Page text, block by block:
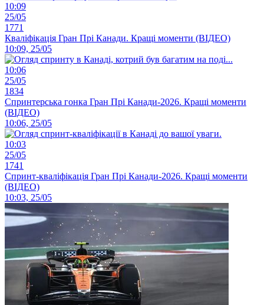
10:09
25/05
1771
Кваліфікація Гран Прі Канади. Кращі моменти (ВІДЕО)
10:09, 25/05
10:06
25/05
1834
Спринтерська гонка Гран Прі Канади-2026. Кращі моменти
(ВІДЕО)
10:06, 25/05
10:03
25/05
1741
Спринт-кваліфікація Гран Прі Канади-2026. Кращі моменти
(ВІДЕО)
10:03, 25/05